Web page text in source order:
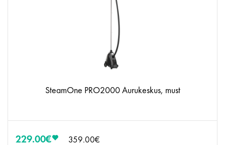
SteamOne PRO2000 Aurukeskus, must
229.00€ 359.00€